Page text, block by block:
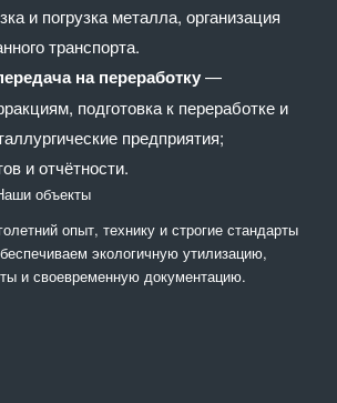
и погрузка металла, организация
транспорта.
на переработку—
подготовка к переработке и
предприятия;
и отчётности.
объекты
опыт, технику и строгие стандарты
экологичную утилизацию,
и своевременную документацию.